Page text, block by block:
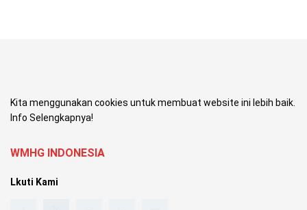
Kita menggunakan cookies untuk membuat website ini lebih baik.
Info Selengkapnya!
WMHG INDONESIA
Lkuti Kami